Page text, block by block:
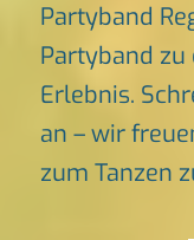
Partyband
Partyband
Erlebnis.
an – wir
zum Tanzen